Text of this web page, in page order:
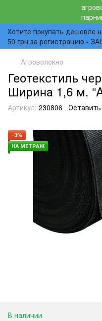
Хотите покупать дешевле
50 грн за регистрацию -
Агроволокно
Геотекстиль
Ширина 1,6 м.
Артикул: 230806
−3%
НА МЕТРАЖ
В наличии